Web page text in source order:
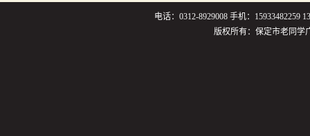
电话：0312-8929008 手机：15933482259
版权所有：保定市老同学